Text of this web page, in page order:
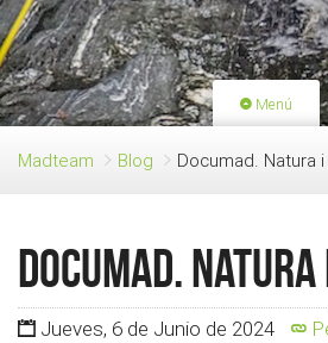
Menú
PORTADA
HAZTE SOCIO
Madteam Blog Documad. Natura
Documad.
Jueves, 6 de Junio de 2024